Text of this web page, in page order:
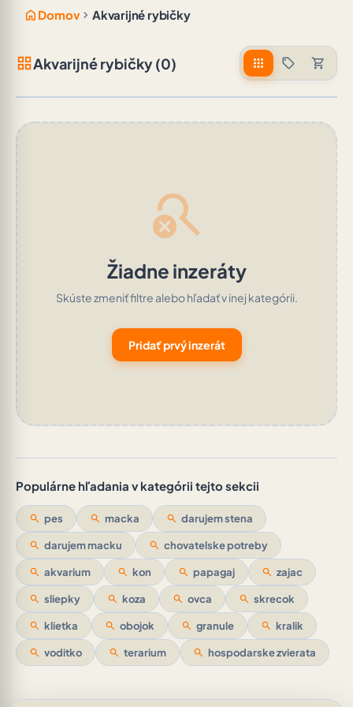
home Domov chevron_right Akvarijné rybičky
grid_viewAkvarijné rybičky (0) apps sell shopping_cart
search_off
Žiadne inzeráty
Skúste zmeniť filtre alebo hľadať v inej kategórii.
Pridať prvý inzerát
Populárne hľadania v kategórii tejto sekcii
search pes search macka search darujem stena
search darujem macku search chovatelske potreby
search akvarium search kon search papagaj search zajac
search sliepky search koza search ovca search skrecok
search klietka search obojok search granule search kralik
search voditko search terarium search hospodarske zvierata